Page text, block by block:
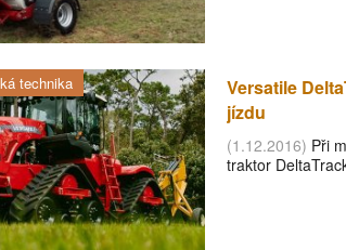
technika
Versatile
jízdu
(1.12.2016) Při
traktor